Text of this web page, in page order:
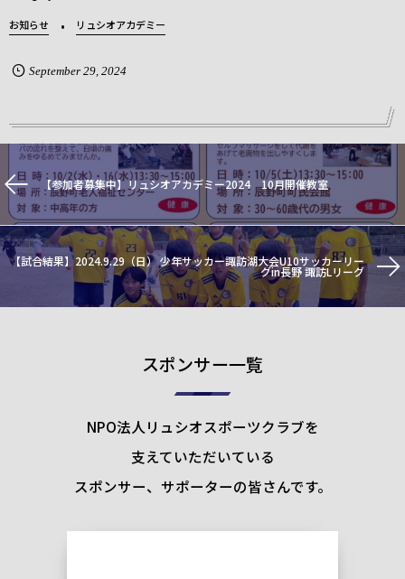
お知らせ リュシオアカデミー
September 29, 2024
【参加者募集中】リュシオアカデミー2024 10月開催教室
【試合結果】2024.9.29（日） 少年サッカー諏訪湖大会U10サッカーリー
グin長野 諏訪Lリーグ
スポンサー一覧
NPO法人リュシオスポーツクラブを
支えていただいている
スポンサー、サポーターの皆さんです。